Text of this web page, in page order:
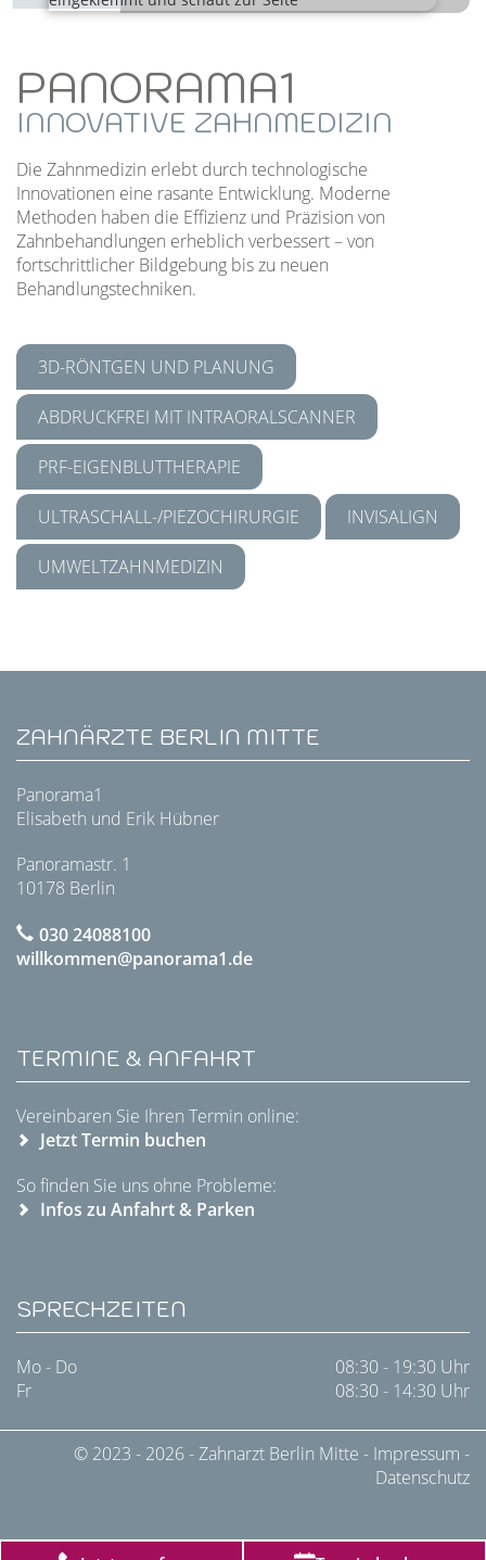
PANORAMA1
INNOVATIVE ZAHNMEDIZIN
Die Zahnmedizin erlebt durch technologische
Innovationen eine rasante Entwicklung. Moderne
Methoden haben die Effizienz und Präzision von
Zahnbehandlungen erheblich verbessert – von
fortschrittlicher Bildgebung bis zu neuen
Behandlungstechniken.
3D-RÖNTGEN UND PLANUNG
ABDRUCKFREI MIT INTRAORALSCANNER
PRF-EIGENBLUTTHERAPIE
ULTRASCHALL-/PIEZOCHIRURGIE INVISALIGN
UMWELTZAHNMEDIZIN
ZAHNÄRZTE BERLIN MITTE
Panorama1
Elisabeth und Erik Hübner
Panoramastr. 1
10178 Berlin
030 24088100
willkommen@panorama1.de
TERMINE & ANFAHRT
Vereinbaren Sie Ihren Termin online:
Jetzt Termin buchen
So finden Sie uns ohne Probleme:
Infos zu Anfahrt & Parken
SPRECHZEITEN
Mo - Do
08:30 - 19:30 Uhr
Fr
08:30 - 14:30 Uhr
© 2023 - 2026 -Zahnarzt Berlin Mitte - Impressum -
Datenschutz